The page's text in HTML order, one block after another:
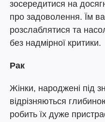
зосередитися на
про задоволення. Їм
розслаблятися та
без надмірної критики.
Рак
Жінки, народжені під
відрізняються
робить їх дуже